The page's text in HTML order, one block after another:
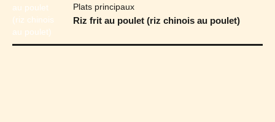
Plats principaux
Riz frit au poulet (riz chinois au poulet)